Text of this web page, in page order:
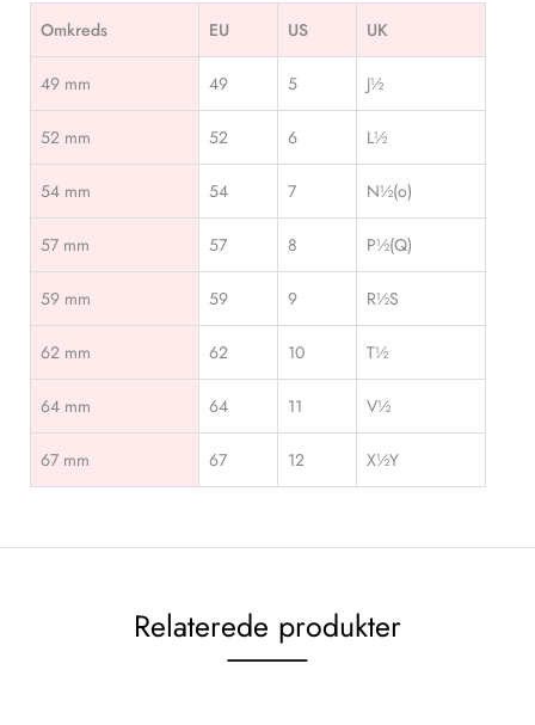
Omkreds EU US UK
49 mm 49 5 J½
52 mm 52 6 L½
54 mm 54 7 N½(o)
57 mm 57 8 P½(Q)
59 mm 59 9 R½S
62 mm 62 10 T½
64 mm 64 11 V½
67 mm 67 12 X½Y
Relaterede produkter